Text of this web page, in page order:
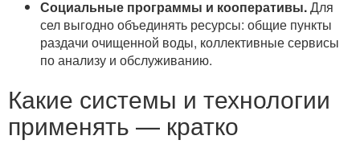
Социальные программы и кооперативы.Для
сел выгодно объединять ресурсы: общие пункты
раздачи очищенной воды, коллективные сервисы
по анализу и обслуживанию.
Какие системы и технологии
применять — кратко